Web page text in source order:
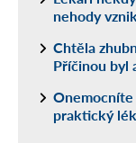
nehody
Chtěla
Příčinou byl
Onemocníte
praktický